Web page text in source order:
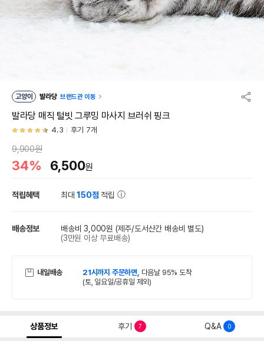
고양이 발라당 브랜드관 이동
발라당 매직 털빗 그루밍 마사지 브러쉬 핑크
4.3 후기 7개
9,900원
34% 6,500원
적립혜택 최대150점 적립
배송정보 배송비 3,000원 (제주/도서산간 배송비 별도)
(3만원 이상 무료배송)
내일배송 21시까지 주문하면, 다음날 95% 도착
(토, 일요일/공휴일 제외)
상품정보 후기 7 Q&A 0